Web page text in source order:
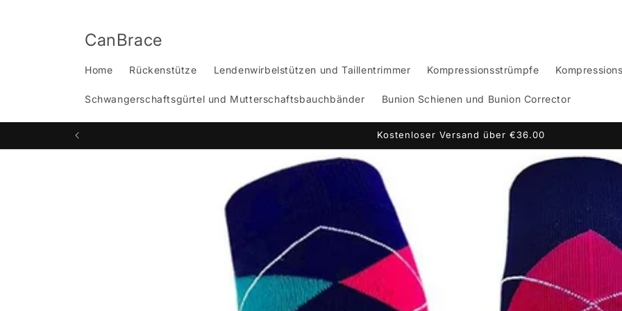
CanBrace
Home Rückenstütze Lendenwirbelstützen und Taillentrimmer Kompressionsstrümpfe
Schwangerschaftsgürtel und Mutterschaftsbauchbänder Bunion Schienen und Bunion Corrector
45 Rückgabegarantie- Einfache Retoure